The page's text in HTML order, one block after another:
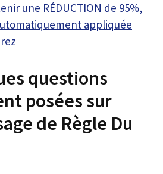
une RÉDUCTION de 95%,
appliquée
questions
posées sur
de Règle Du